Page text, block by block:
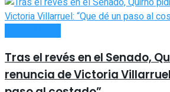
Tras el revés en el Senado,
renuncia de Victoria